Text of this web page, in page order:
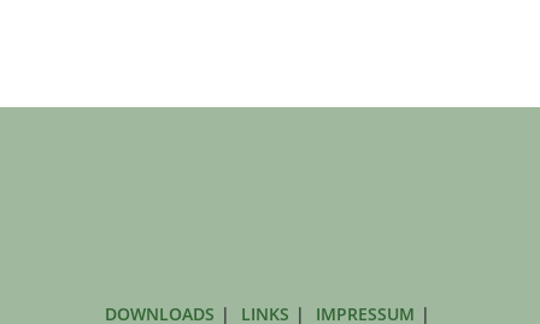
DOWNLOADS LINKS IMPRESSUM